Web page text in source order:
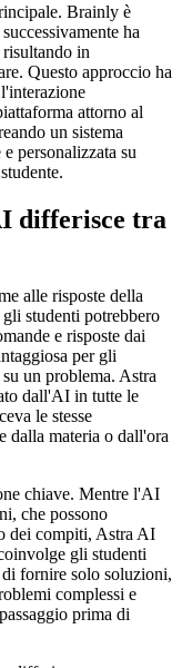
Brainly è
ha
in
Questo approccio ha
attorno al
un sistema
personalizzata su
differisce tra
alle risposte della
studenti potrebbero
e risposte dai
per gli
un problema. Astra
dall'AI in tutte le
le stesse
dalla materia o dall'ora
chiave. Mentre l'AI
che possono
dei compiti, Astra AI
gli studenti
fornire solo soluzioni,
complessi e
prima di